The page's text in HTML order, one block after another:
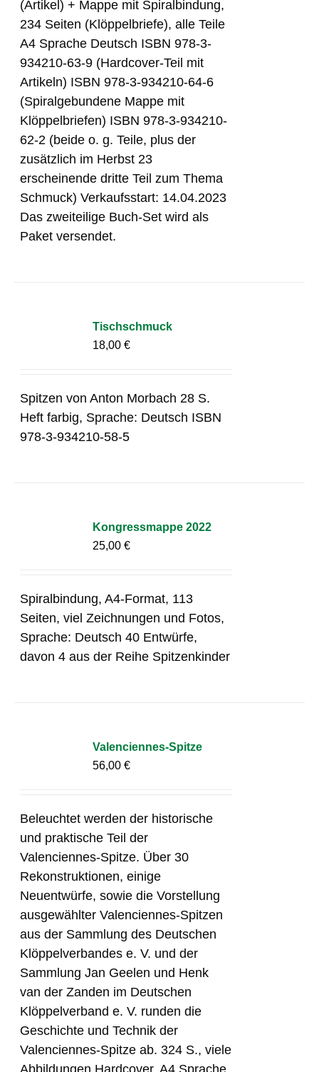
(Artikel) + Mappe mit Spiralbindung,
234 Seiten (Klöppelbriefe), alle Teile
A4 Sprache Deutsch ISBN 978-3-
934210-63-9 (Hardcover-Teil mit
Artikeln) ISBN 978-3-934210-64-6
(Spiralgebundene Mappe mit
Klöppelbriefen) ISBN 978-3-934210-
62-2 (beide o. g. Teile, plus der
zusätzlich im Herbst 23
erscheinende dritte Teil zum Thema
Schmuck) Verkaufsstart: 14.04.2023
Das zweiteilige Buch-Set wird als
Paket versendet.
Tischschmuck
18,00€
Spitzen von Anton Morbach 28 S.
Heft farbig, Sprache: Deutsch ISBN
978-3-934210-58-5
Kongressmappe 2022
25,00€
Spiralbindung, A4-Format, 113
Seiten, viel Zeichnungen und Fotos,
Sprache: Deutsch 40 Entwürfe,
davon 4 aus der Reihe Spitzenkinder
Valenciennes-Spitze
56,00€
Beleuchtet werden der historische
und praktische Teil der
Valenciennes-Spitze. Über 30
Rekonstruktionen, einige
Neuentwürfe, sowie die Vorstellung
ausgewählter Valenciennes-Spitzen
aus der Sammlung des Deutschen
Klöppelverbandes e. V. und der
Sammlung Jan Geelen und Henk
van der Zanden im Deutschen
Klöppelverband e. V. runden die
Geschichte und Technik der
Valenciennes-Spitze ab. 324 S., viele
Abbildungen Hardcover, A4 Sprache